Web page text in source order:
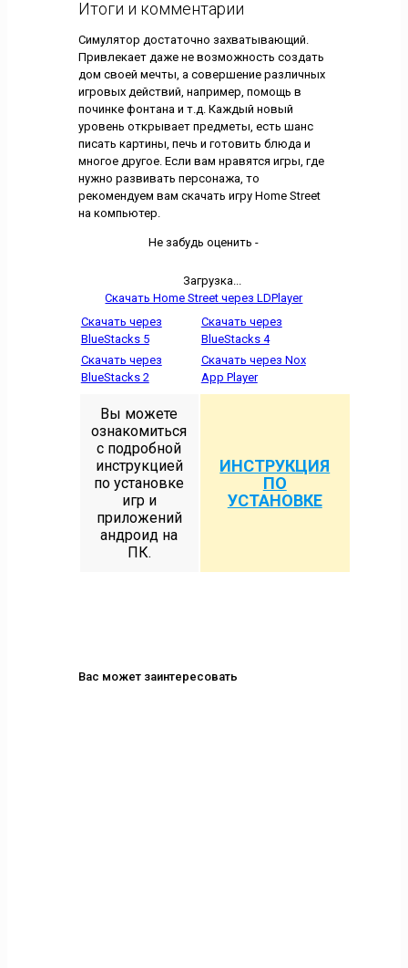
Итоги и комментарии
Симулятор достаточно захватывающий.
Привлекает даже не возможность создать
дом своей мечты, а совершение различных
игровых действий, например, помощь в
починке фонтана и т.д. Каждый новый
уровень открывает предметы, есть шанс
писать картины, печь и готовить блюда и
многое другое. Если вам нравятся игры, где
нужно развивать персонажа, то
рекомендуем вам скачать игру Home Street
на компьютер.
Не забудь оценить -
Загрузка...
Скачать Home Street через LDPlayer
Скачать через
BlueStacks 5
Скачать через
BlueStacks 4
Скачать через
BlueStacks 2
Скачать через Nox
App Player
Вы можете
ознакомиться
с подробной
инструкцией
по установке
игр и
приложений
андроид на
ПК.
ИНСТРУКЦИЯ
ПО
УСТАНОВКЕ
Вас может заинтересовать